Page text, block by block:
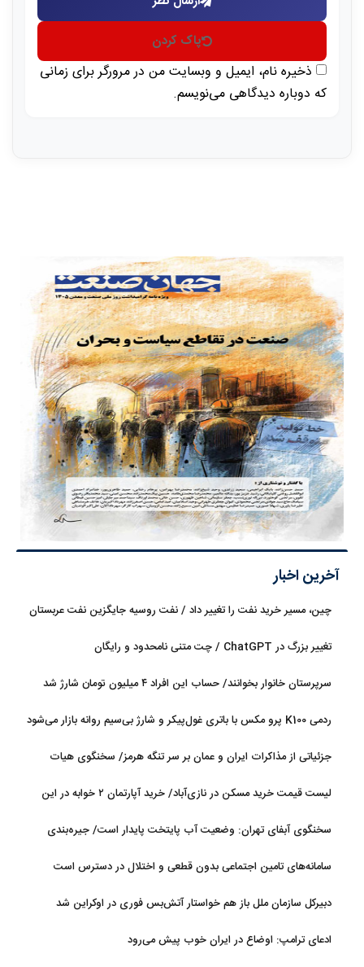
پاک کردن
ذخیره نام، ایمیل و وبسایت من در مرورگر برای زمانی
که دوباره دیدگاهی می‌نویسم.
آخرین اخبار
چین، مسیر خرید نفت را تغییر داد / نفت روسیه جایگزین نفت عربستان
تغییر بزرگ در ChatGPT / چت متنی نامحدود و رایگان
سرپرستان خانوار بخوانند/ حساب این افراد ۴ میلیون تومان شارژ شد
ردمی K100 پرو مکس با باتری غول‌پیکر و شارژ بی‌سیم روانه بازار می‌شود
جزئیاتی از مذاکرات ایران و عمان بر سر تنگه هرمز/ سخنگوی هیات
رئیسه مجلس: بیانیه‌ای شامل تصحیح مسیر تردد دریایی در تنگه، در
لیست قیمت خرید مسکن در نازی‌آباد/ خرید آپارتمان ۲ خوابه در این
منطقه چقدر سرمایه نیاز دارد؟ + جدول مردادماه ۱۴۰۵
سخنگوی آبفای تهران: وضعیت آب پایتخت پایدار است/ جیره‌بندی
سامانه‌های تامین اجتماعی بدون قطعی و اختلال در دسترس است
دبیرکل سازمان ملل باز هم خواستار آتش‌بس فوری در اوکراین شد
ادعای ترامپ: اوضاع در ایران خوب پیش می‌رود